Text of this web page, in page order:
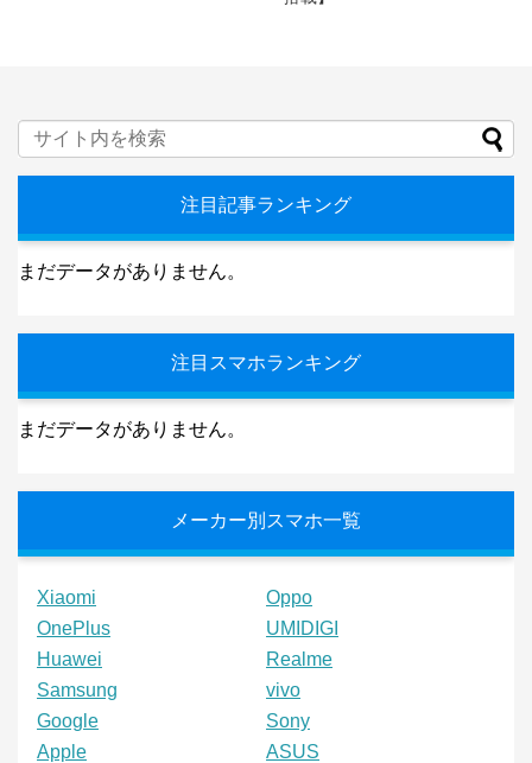
注目記事ランキング
まだデータがありません。
注目スマホランキング
まだデータがありません。
メーカー別スマホ一覧
Xiaomi
Oppo
OnePlus
UMIDIGI
Huawei
Realme
Samsung
vivo
Google
Sony
Apple
ASUS